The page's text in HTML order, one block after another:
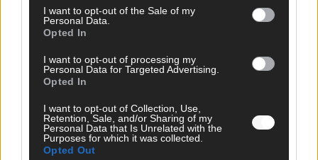
I want to opt-out of the Sale of my
Personal Data.
Opted In
I want to opt-out of processing my
Personal Data for Targeted Advertising.
Opted In
I want to opt-out of Collection, Use,
Retention, Sale, and/or Sharing of my
Personal Data that Is Unrelated with the
Purposes for which it was collected.
Opted Out
KOMMENTAR